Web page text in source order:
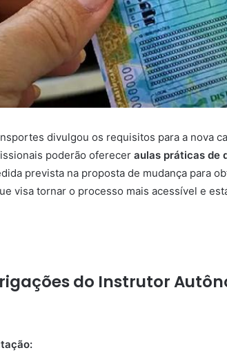
divulgou os requisitos para a nova
poderão oferecer aulas práticas de
prevista na proposta de mudança para
visa tornar o processo mais acessível e
do Instrutor